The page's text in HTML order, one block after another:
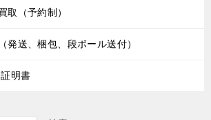
取（予約制）
発送、梱包、段ボール送付）
明書